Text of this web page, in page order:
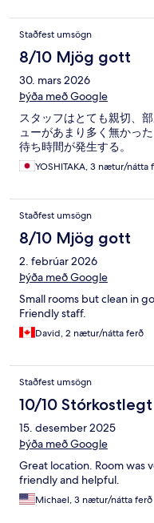
Staðfest umsögn
8/10 Mjög gott
30. mars 2026
Þýða með Google
スタッフはとても親切、
ューがあまり多く無かっ
待ち時間が発生する。
YOSHITAKA, 3 nætur/nátta
Staðfest umsögn
8/10 Mjög gott
2. febrúar 2026
Þýða með Google
Small rooms but clean in
Friendly staff.
David, 2 nætur/nátta ferð
Staðfest umsögn
10/10 Stórkostlegt
15. desember 2025
Þýða með Google
Great location. Room was
friendly and helpful.
Michael, 3 nætur/nátta ferð